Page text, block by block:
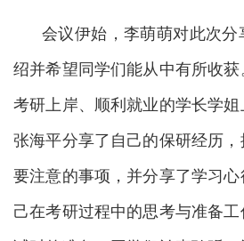
会议伊始，李萌萌对此次
绍并希望同学们能从中有所收获
考研上岸、顺利就业的学长学姐
张海平分享了自己的保研经历
要注意的事项，并分享了学习
己在考研过程中的思考与准备